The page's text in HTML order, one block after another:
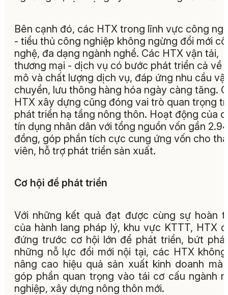
Bên cạnh đó, các HTX trong lĩnh vực công
- tiểu thủ công nghiệp không ngừng đổi mới
nghệ, đa dạng ngành nghề. Các HTX vận tải,
thương mại - dịch vụ có bước phát triển cả về
mô và chất lượng dịch vụ, đáp ứng nhu cầu
chuyển, lưu thông hàng hóa ngày càng tăng.
HTX xây dựng cũng đóng vai trò quan trọng
phát triển hạ tầng nông thôn. Hoạt động của
tín dụng nhân dân với tổng nguồn vốn gần
đồng, góp phần tích cực cung ứng vốn cho
viên, hỗ trợ phát triển sản xuất.
Cơ hội để phát triển
Với những kết quả đạt được cùng sự hoàn
của hành lang pháp lý, khu vực KTTT, HTX
đứng trước cơ hội lớn để phát triển, bứt
những nỗ lực đổi mới nội tại, các HTX
nâng cao hiệu quả sản xuất kinh doanh mà
góp phần quan trọng vào tái cơ cấu ngành
nghiệp, xây dựng nông thôn mới.